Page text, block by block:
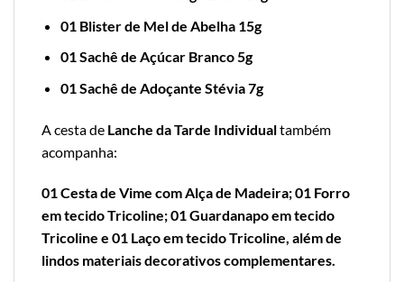
01 Blister de Mel de Abelha 15g
01 Sachê de Açúcar Branco 5g
01 Sachê de Adoçante Stévia 7g
A cesta de Lanche da Tarde Individualtambém
acompanha:
01 Cesta de Vime com Alça de Madeira; 01 Forro
em tecido Tricoline; 01 Guardanapo em tecido
Tricoline e 01 Laço em tecido Tricoline, além de
lindos materiais decorativos complementares.